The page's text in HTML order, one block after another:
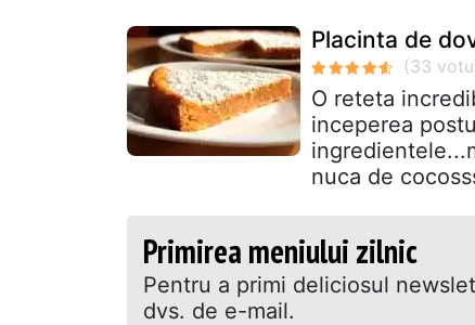
Placinta de
O reteta
inceperea
nuca de
Primirea meniului zilnic
Pentru a primi deliciosul
dvs. de e-mail.